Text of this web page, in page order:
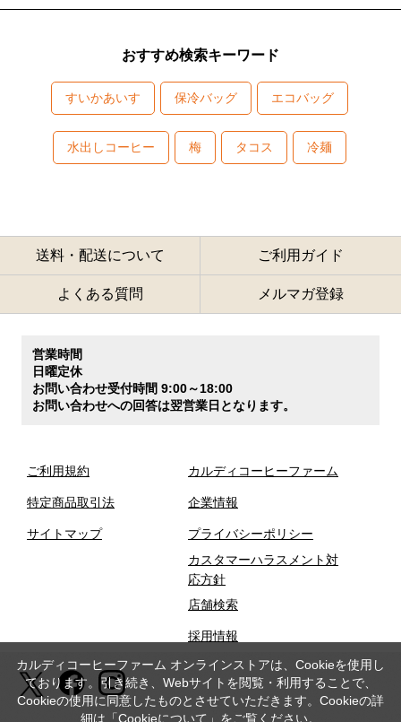
おすすめ検索キーワード
すいかあいす 保冷バッグ エコバッグ
水出しコーヒー 梅 タコス 冷麺
送料・配送について ご利用ガイド
よくある質問 メルマガ登録
営業時間
日曜定休
お問い合わせ受付時間 9:00～18:00
お問い合わせへの回答は翌営業日となります。
ご利用規約
特定商品取引法
サイトマップ
カルディコーヒーファーム
企業情報
プライバシーポリシー
カスタマーハラスメント対
応方針
店舗検索
採用情報
カルディコーヒーファーム オンラインストアは、Cookieを使用し
ております。引き続き、Webサイトを閲覧・利用することで、
Cookieの使用に同意したものとさせていただきます。Cookieの詳
細は「Cookieについて 」をご覧ください。